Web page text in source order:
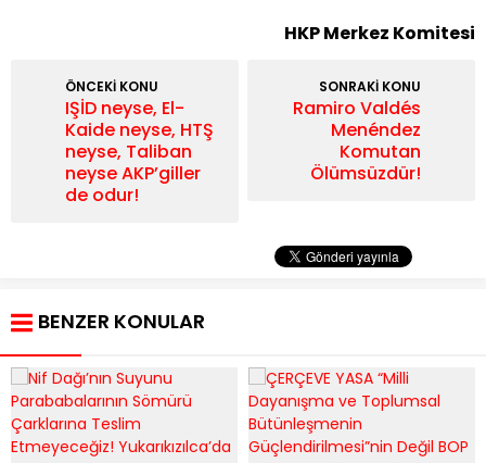
HKP Merkez Komitesi
ÖNCEKİ KONU
IŞİD neyse, El-
Kaide neyse, HTŞ
neyse, Taliban
neyse AKP’giller
de odur!
SONRAKİ KONU
Ramiro Valdés
Menéndez
Komutan
Ölümsüzdür!
BENZER KONULAR